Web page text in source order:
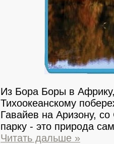
Из Бора Боры в
Тихоокеанскому
Гавайев на Аризону,
парку - это природа
Читать дальше »